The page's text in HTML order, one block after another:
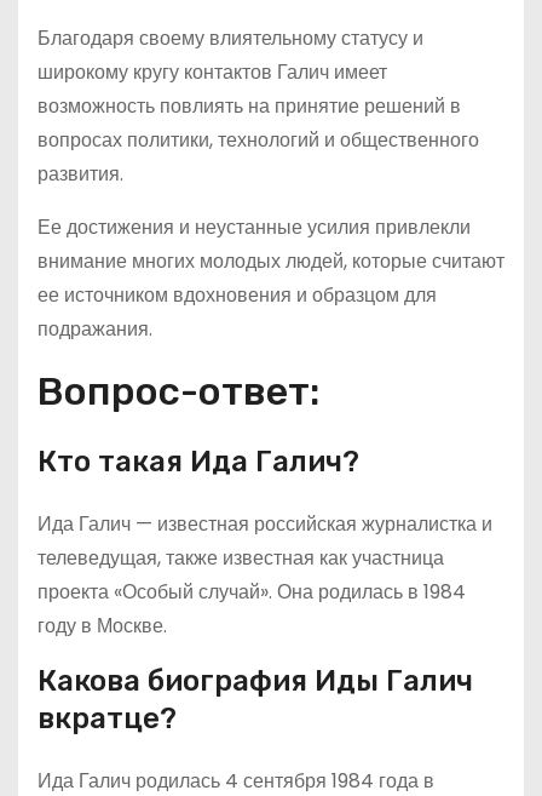
Благодаря своему влиятельному статусу и
широкому кругу контактов Галич имеет
возможность повлиять на принятие решений в
вопросах политики, технологий и общественного
развития.
Ее достижения и неустанные усилия привлекли
внимание многих молодых людей, которые считают
ее источником вдохновения и образцом для
подражания.
Вопрос-ответ:
Кто такая Ида Галич?
Ида Галич — известная российская журналистка и
телеведущая, также известная как участница
проекта «Особый случай». Она родилась в 1984
году в Москве.
Какова биография Иды Галич
вкратце?
Ида Галич родилась 4 сентября 1984 года в